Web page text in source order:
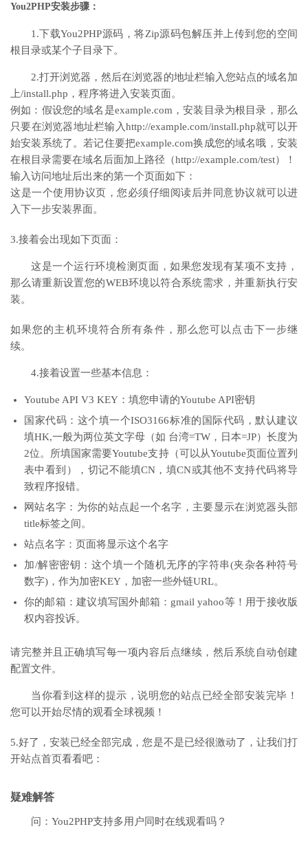
You2PHP安装步骤：
1.下载You2PHP源码，将Zip源码包解压并上传到您的空间
根目录或某个子目录下。
2.打开浏览器，然后在浏览器的地址栏输入您站点的域名加
上/install.php，程序将进入安装页面。
例如：假设您的域名是example.com，安装目录为根目录，那么
只要在浏览器地址栏输入http://example.com/install.php就可以开
始安装系统了。若记住要把example.com换成您的域名哦，安装
在根目录需要在域名后面加上路径（http://example.com/test）！
输入访问地址后出来的第一个页面如下：
这是一个使用协议页，您必须仔细阅读后并同意协议就可以进
入下一步安装界面。
3.接着会出现如下页面：
这是一个运行环境检测页面，如果您发现有某项不支持，
那么请重新设置您的WEB环境以符合系统需求，并重新执行安
装。
如果您的主机环境符合所有条件，那么您可以点击下一步继
续。
4.接着设置一些基本信息：
Youtube API V3 KEY：填您申请的Youtube API密钥
国家代码：这个填一个ISO3166标准的国际代码，默认建议
填HK,一般为两位英文字母（如 台湾=TW，日本=JP）长度为
2位。所填国家需要Youtube支持（可以从Youtube页面位置列
表中看到），切记不能填CN，填CN或其他不支持代码将导
致程序报错。
网站名字：为你的站点起一个名字，主要显示在浏览器头部
title标签之间。
站点名字：页面将显示这个名字
加/解密密钥：这个填一个随机无序的字符串(夹杂各种符号
数字)，作为加密KEY，加密一些外链URL。
你的邮箱：建议填写国外邮箱：gmail yahoo等！用于接收版
权内容投诉。
请完整并且正确填写每一项内容后点继续，然后系统自动创建
配置文件。
当你看到这样的提示，说明您的站点已经全部安装完毕！
您可以开始尽情的观看全球视频！
5.好了，安装已经全部完成，您是不是已经很激动了，让我们打
开站点首页看看吧：
疑难解答
问：You2PHP支持多用户同时在线观看吗？